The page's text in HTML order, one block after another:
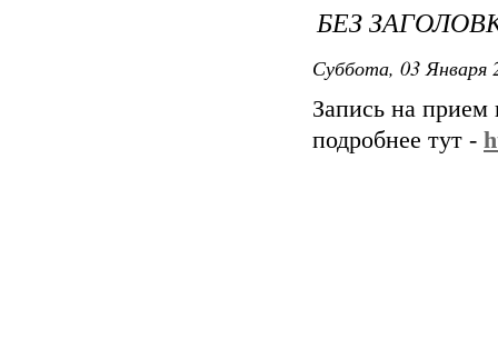
БЕЗ
Суббота, 03 Января
Запись на
подробнее тут -